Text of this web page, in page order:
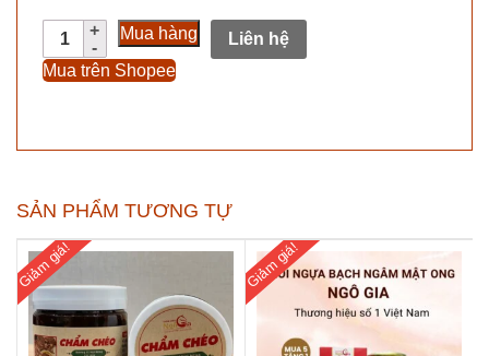
Thịt
Ngựa
Gác
Hun
Khói
Tây
Bắc
số
lượng
Mua hàng
Liên hệ
Mua trên Shopee
SẢN PHẨM TƯƠNG TỰ
Giảm giá! Giảm giá!